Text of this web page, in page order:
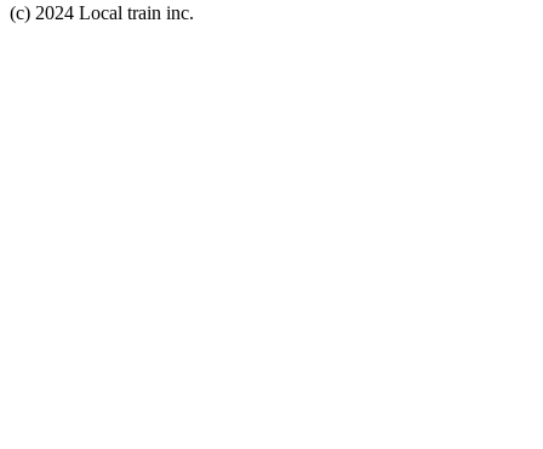
(c) 2024 Local train inc.